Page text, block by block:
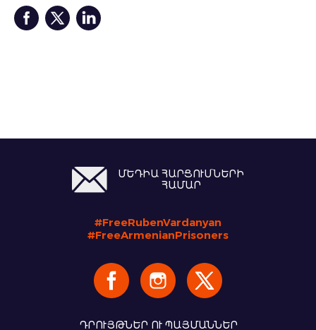
ՄԵԴԻԱ ՀԱՐՑՈՒՄՆԵՐԻ
ՀԱՄԱՐ
#FreeRubenVardanyan
#FreeArmenianPrisoners
ԴՐՈՒՅԹՆԵՐ ՈՒ ՊԱՅՄԱՆՆԵՐ